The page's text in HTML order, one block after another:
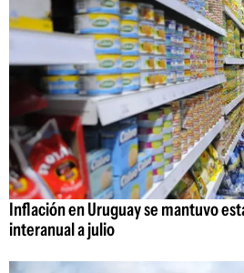
Inflación en Uruguay se mantuvo
interanual a julio